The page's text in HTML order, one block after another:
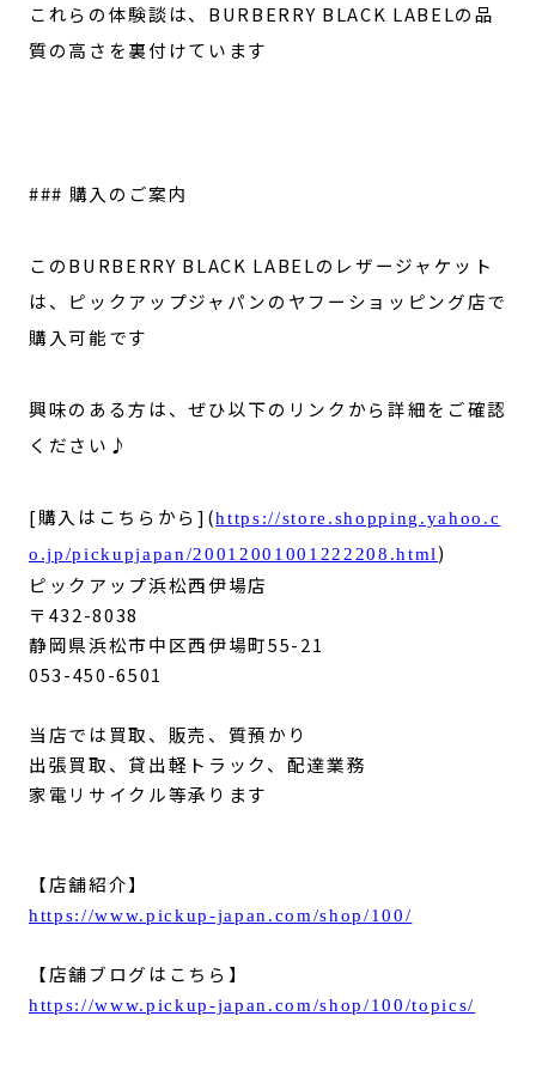
これらの体験談は、BURBERRY BLACK LABELの品
質の高さを裏付けています
### 購入のご案内
このBURBERRY BLACK LABELのレザージャケット
は、ピックアップジャパンのヤフーショッピング店で
購入可能です
興味のある方は、ぜひ以下のリンクから詳細をご確認
ください♪
[購入はこちらから](https://store.shopping.yahoo.c
o.jp/pickupjapan/20012001001222208.html)
ピックアップ浜松西伊場店
〒432-8038
静岡県浜松市中区西伊場町55-21
053-450-6501
当店では買取、販売、質預かり
出張買取、貸出軽トラック、配達業務
家電リサイクル等承ります
【店舗紹介】
https://www.pickup-japan.com/shop/100/
【店舗ブログはこちら】
https://www.pickup-japan.com/shop/100/topics/